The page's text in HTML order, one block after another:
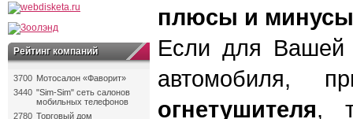
Рейтинг компаний
3700 Мотосалон «Фаворит»
3440 "Sim-Sim" сеть салонов
мобильных телефонов
2780 Торговый дом
плюсы и минусы
Если для Вашей
автомобиля,
огнетушителя,